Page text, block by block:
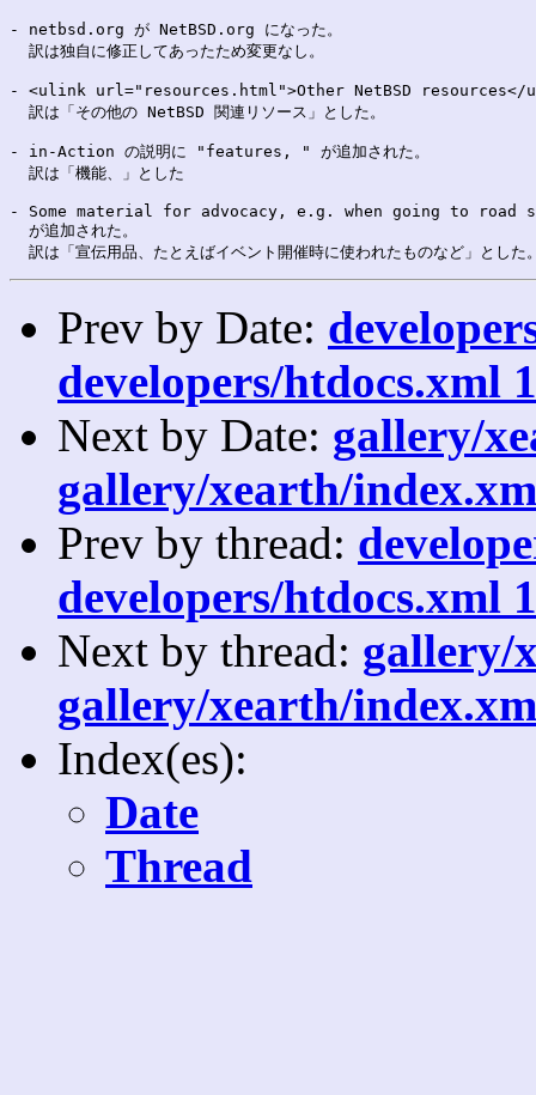
- netbsd.org が NetBSD.org になった。
  訳は独自に修正してあったため変更なし。
- <ulink url="resources.html">Other NetBSD resources</
  訳は「その他の NetBSD 関連リソース」とした。
- in-Action の説明に "features, " が追加された。
  訳は「機能、」とした
- Some material for advocacy, e.g. when going to road
  が追加された。
Prev by Date:
developers/htdocs.xml
Next by Date: gallery/
gallery/xearth/
Prev by thread:
developers/htdocs.xml
Next by thread: gallery/
gallery/xearth/
Index(es):
Date
Thread